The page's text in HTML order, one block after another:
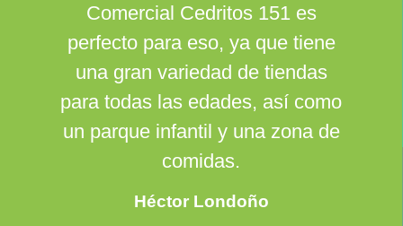
Comercial Cedritos 151 es
perfecto para eso, ya que tiene
una gran variedad de tiendas
para todas las edades, así como
un parque infantil y una zona de
comidas.
Héctor Londoño